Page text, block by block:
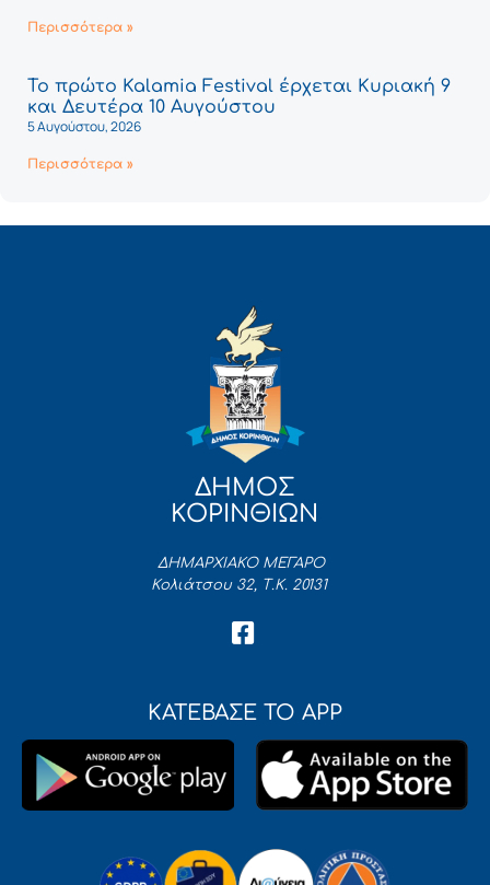
Περισσότερα »
Το πρώτο Kalamia Festival έρχεται Κυριακή 9
και Δευτέρα 10 Αυγούστου
5 Αυγούστου, 2026
Περισσότερα »
ΔΗΜΟΣ
ΚΟΡΙΝΘΙΩΝ
ΔΗΜΑΡΧΙΑΚΟ ΜΕΓΑΡΟ
Κολιάτσου 32, Τ.Κ. 20131
ΚΑΤΕΒΑΣΕ ΤΟ APP